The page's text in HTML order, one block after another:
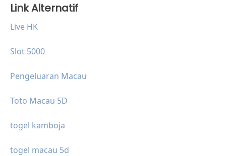
Link Alternatif
Live HK
Slot 5000
Pengeluaran Macau
Toto Macau 5D
togel kamboja
togel macau 5d